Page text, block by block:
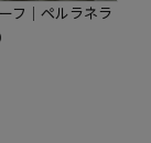
フ｜ペルラネラ